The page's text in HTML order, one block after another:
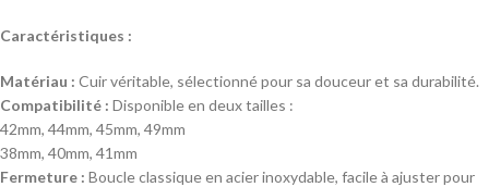
Caractéristiques :
Matériau : Cuir véritable, sélectionné pour sa douceur et sa durabilité.
Compatibilité : Disponible en deux tailles :
42mm, 44mm, 45mm, 49mm
38mm, 40mm, 41mm
Fermeture : Boucle classique en acier inoxydable, facile à ajuster pour